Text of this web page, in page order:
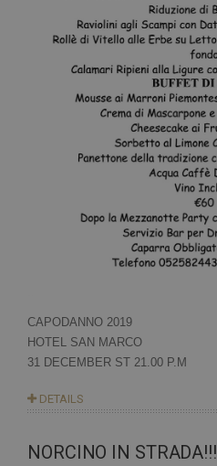
CAPODANNO 2019
HOTEL SAN MARCO
31 DECEMBER ST 21.00 P.M
DETAILS
NORCINO IN STRADA!!!